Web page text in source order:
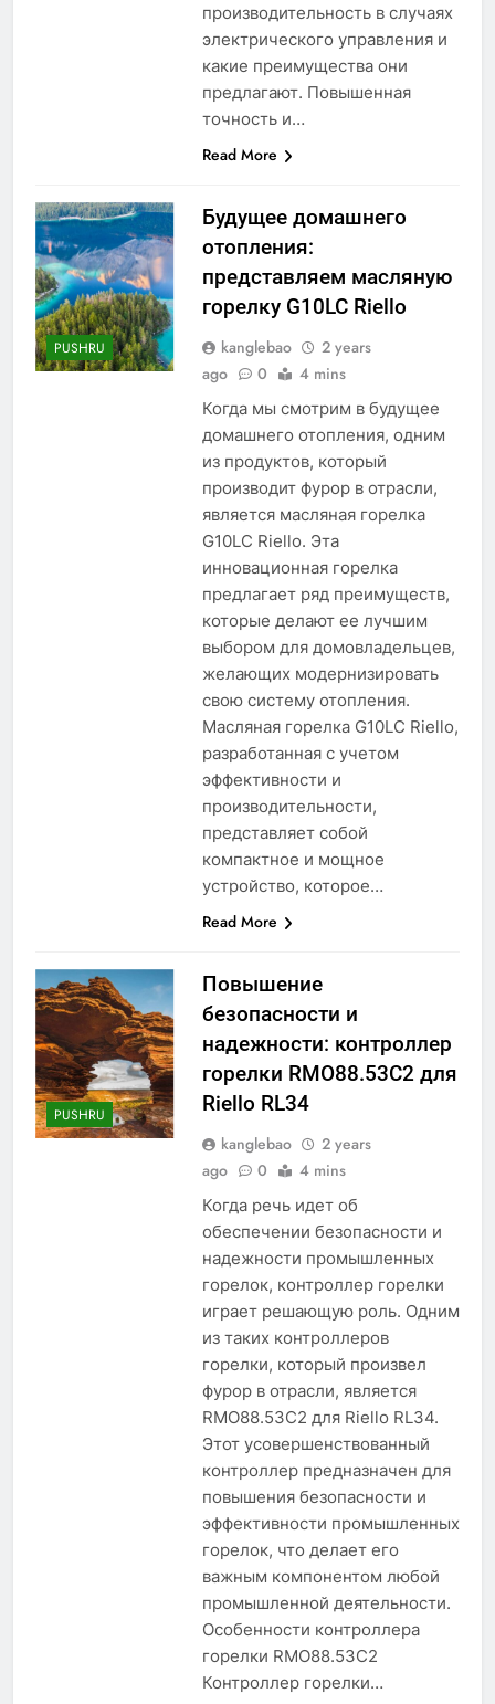
производительность в случаях
электрического управления и
какие преимущества они
предлагают. Повышенная
точность и…
Read More
PUSHRU
Будущее домашнего
отопления:
представляем масляную
горелку G10LC Riello
kanglebao
2 years
ago
0 4 mins
Когда мы смотрим в будущее
домашнего отопления, одним
из продуктов, который
производит фурор в отрасли,
является масляная горелка
G10LC Riello. Эта
инновационная горелка
предлагает ряд преимуществ,
которые делают ее лучшим
выбором для домовладельцев,
желающих модернизировать
свою систему отопления.
Масляная горелка G10LC Riello,
разработанная с учетом
эффективности и
производительности,
представляет собой
компактное и мощное
устройство, которое…
Read More
PUSHRU
Повышение
безопасности и
надежности: контроллер
горелки RMO88.53C2 для
Riello RL34
kanglebao
2 years
ago
0 4 mins
Когда речь идет об
обеспечении безопасности и
надежности промышленных
горелок, контроллер горелки
играет решающую роль. Одним
из таких контроллеров
горелки, который произвел
фурор в отрасли, является
RMO88.53C2 для Riello RL34.
Этот усовершенствованный
контроллер предназначен для
повышения безопасности и
эффективности промышленных
горелок, что делает его
важным компонентом любой
промышленной деятельности.
Особенности контроллера
горелки RMO88.53C2
Контроллер горелки…